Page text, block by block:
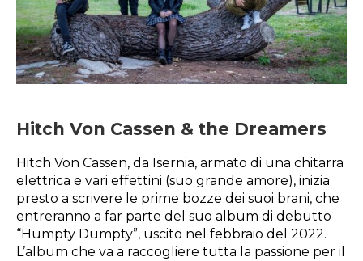
Hitch Von Cassen & the Dreamers
Hitch Von Cassen, da Isernia, armato di una chitarra
elettrica e vari effettini (suo grande amore), inizia
presto a scrivere le prime bozze dei suoi brani, che
entreranno a far parte del suo album di debutto
“Humpty Dumpty”, uscito nel febbraio del 2022.
L’album che va a raccogliere tutta la passione per il